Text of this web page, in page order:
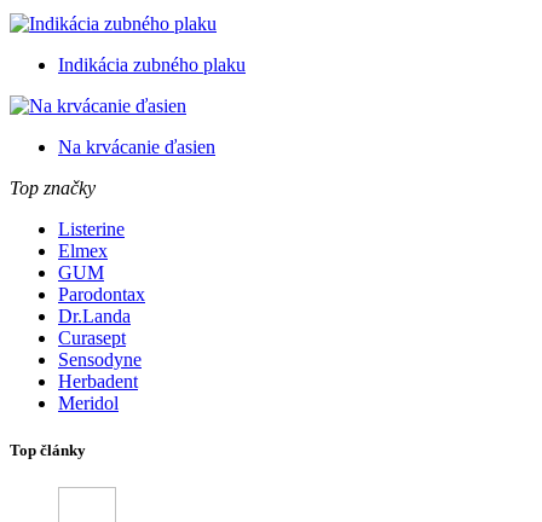
Indikácia zubného plaku
Na krvácanie ďasien
Top značky
Listerine
Elmex
GUM
Parodontax
Dr.Landa
Curasept
Sensodyne
Herbadent
Meridol
Top články